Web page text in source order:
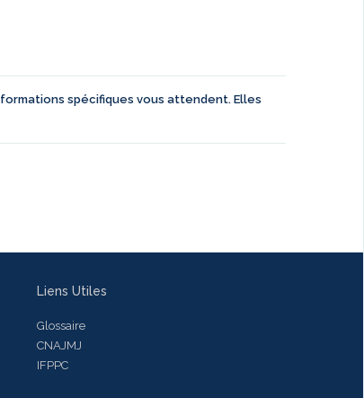
spécifiques vous attendent. Elles
Liens Utiles
Glossaire
CNAJMJ
IFPPC